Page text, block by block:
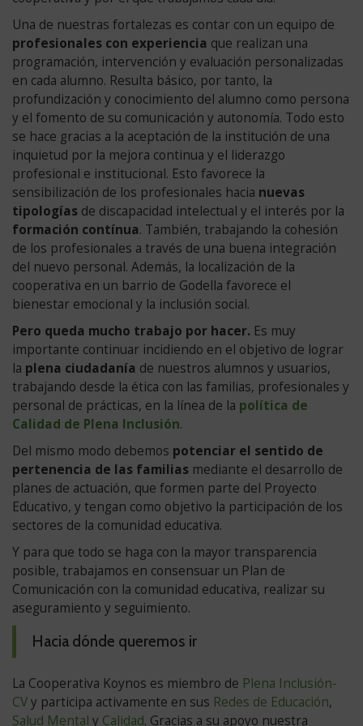
de
Representantes
de
Personas
con
Discapacidad
(CERMI).
1990
Ley
Orgánica
de
Ordenación
General
del
Sistema
Educativo
(LOGSE).
ONU.
Convención
de
Derechos
de
las
Personas
con
Discapacidad.
2002
Asociación
Americana
Retraso
Mental.
Definición
retraso
mental.
2006
Ley
Una de nuestras fortalezas es contar con un equipo de
profesionales con experiencia que realizan una
programación, intervención y evaluación personalizadas
en cada alumno. Resulta básico, por tanto, la
profundización y conocimiento del alumno como persona
y el fomento de su comunicación y autonomía. Todo esto
se hace gracias a la aceptación de la institución de una
inquietud por la mejora continua y el liderazgo
profesional e institucional. Esto favorece la
sensibilización de los profesionales hacia nuevas
tipologías de discapacidad intelectual y el interés por la
formación contínua. También, trabajando la cohesión
de los profesionales a través de una buena integración
del nuevo personal. Además, la localización de la
cooperativa en un barrio de Godella favorece el
bienestar emocional y la inclusión social.
Pero queda mucho trabajo por hacer. Es muy
importante continuar incidiendo en el objetivo de lograr
la plena ciudadanía de nuestros alumnos y usuarios,
trabajando desde la ética con las familias, profesionales y
personal de prácticas, en la línea de la política de
Calidad de Plena Inclusión.
Del mismo modo debemos potenciar el sentido de
pertenencia de las familias mediante el desarrollo de
planes de actuación, que formen parte del Proyecto
Educativo, y tengan como objetivo la participación de los
sectores de la comunidad educativa.
Y para que todo se haga con la mayor transparencia
posible, trabajamos en consensuar un Plan de
Comunicación con la comunidad educativa, realizar su
aseguramiento y seguimiento.
Hacia dónde queremos ir
La Cooperativa Koynos es miembro de Plena Inclusión-
CVy participa activamente en sus Redes de Educación,
Salud Mental y Calidad. Gracias a su apoyo nuestra